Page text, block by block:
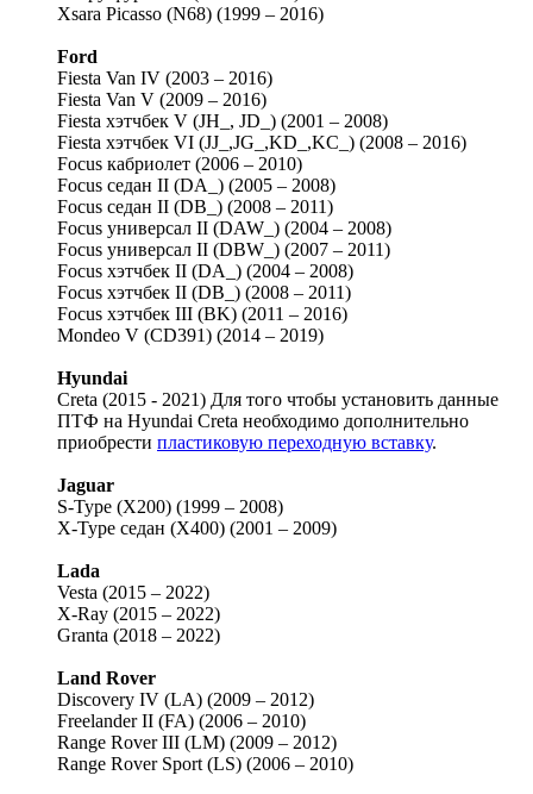
Xsara Picasso (N68) (1999 – 2016)
Ford
Fiesta Van IV (2003 – 2016)
Fiesta Van V (2009 – 2016)
Fiesta хэтчбек V (JH_, JD_) (2001 – 2008)
Fiesta хэтчбек VI (JJ_,JG_,KD_,KC_) (2008 – 2016)
Focus кабриолет (2006 – 2010)
Focus седан II (DA_) (2005 – 2008)
Focus седан II (DB_) (2008 – 2011)
Focus универсал II (DAW_) (2004 – 2008)
Focus универсал II (DBW_) (2007 – 2011)
Focus хэтчбек II (DA_) (2004 – 2008)
Focus хэтчбек II (DB_) (2008 – 2011)
Focus хэтчбек III (BK) (2011 – 2016)
Mondeo V (CD391) (2014 – 2019)
Hyundai
Creta (2015 - 2021) Для того чтобы установить данные
ПТФ на Hyundai Creta необходимо дополнительно
приобрести пластиковую переходную вставку.
Jaguar
S-Type (X200) (1999 – 2008)
X-Type седан (X400) (2001 – 2009)
Lada
Vesta (2015 – 2022)
X-Ray (2015 – 2022)
Granta (2018 – 2022)
Land Rover
Discovery IV (LA) (2009 – 2012)
Freelander II (FA) (2006 – 2010)
Range Rover III (LM) (2009 – 2012)
Range Rover Sport (LS) (2006 – 2010)